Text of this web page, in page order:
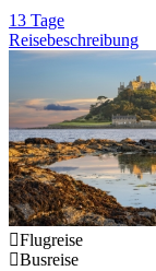
13 Tage
Reisebeschreibung
Flugreise
Busreise